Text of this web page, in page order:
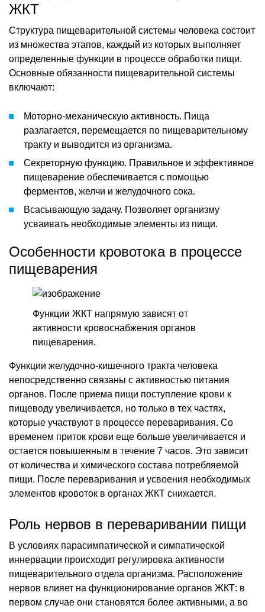
ЖКТ
Структура пищеварительной системы человека состоит
из множества этапов, каждый из которых выполняет
определенные функции в процессе обработки пищи.
Основные обязанности пищеварительной системы
включают:
Моторно-механическую активность. Пища
разлагается, перемещается по пищеварительному
тракту и выводится из организма.
Секреторную функцию. Правильное и эффективное
пищеварение обеспечивается с помощью
ферментов, желчи и желудочного сока.
Всасывающую задачу. Позволяет организму
усваивать необходимые элементы из пищи.
Особенности кровотока в процессе
пищеварения
Функции ЖКТ напрямую зависят от
активности кровоснабжения органов
пищеварения.
Функции желудочно-кишечного тракта человека
непосредственно связаны с активностью питания
органов. После приема пищи поступление крови к
пищеводу увеличивается, но только в тех частях,
которые участвуют в процессе переваривания. Со
временем приток крови еще больше увеличивается и
остается повышенным в течение 7 часов. Это зависит
от количества и химического состава потребляемой
пищи. После переваривания и усвоения необходимых
элементов кровоток в органах ЖКТ снижается.
Роль нервов в переваривании пищи
В условиях парасимпатической и симпатической
иннервации происходит регулировка активности
пищеварительного отдела организма. Расположение
нервов влияет на функционирование органов ЖКТ: в
первом случае они становятся более активными, а во